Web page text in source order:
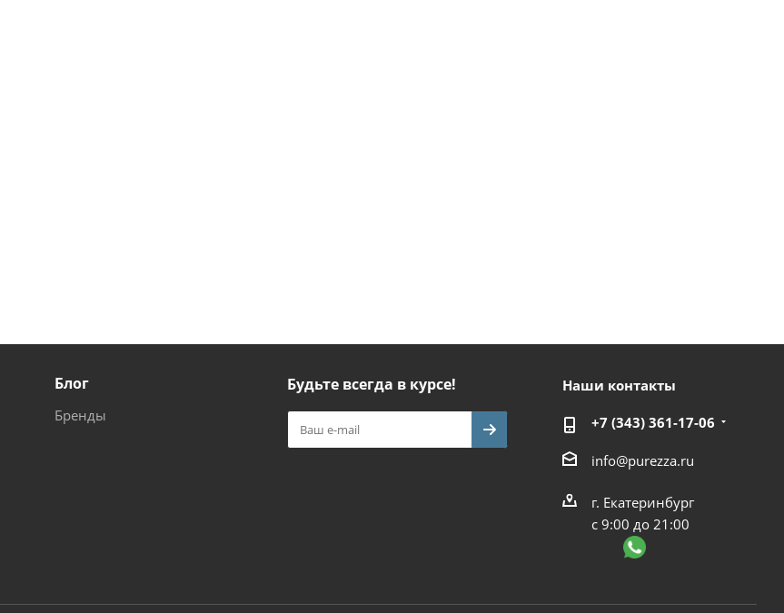
Блог
Бренды
Будьте всегда в курсе! Наши контакты
+7 (343) 361-17-06
info@purezza.ru
г. Екатеринбург
с 9:00 до 21:00